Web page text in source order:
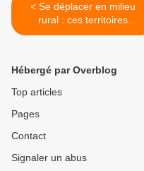
< Se déplacer en milieu
rural : ces territoires
enclavés qui développent
Hébergé par Overblog
Top articles
Pages
Contact
Signaler un abus